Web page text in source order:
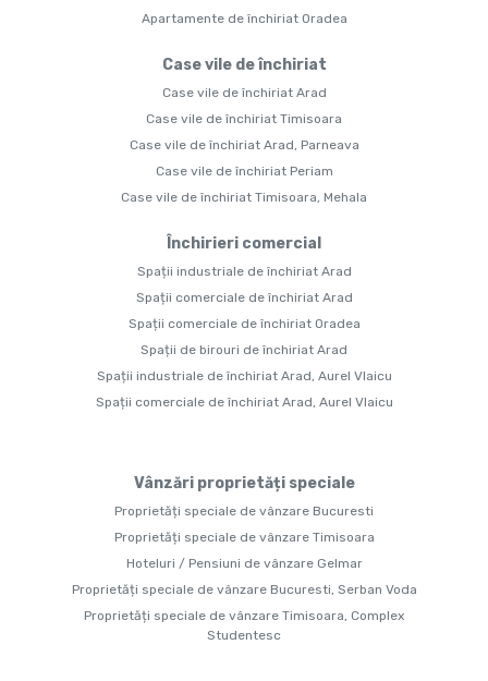
Apartamente de închiriat Oradea
Case vile de închiriat
Case vile de închiriat Arad
Case vile de închiriat Timisoara
Case vile de închiriat Arad, Parneava
Case vile de închiriat Periam
Case vile de închiriat Timisoara, Mehala
Închirieri comercial
Spații industriale de închiriat Arad
Spații comerciale de închiriat Arad
Spații comerciale de închiriat Oradea
Spații de birouri de închiriat Arad
Spații industriale de închiriat Arad, Aurel Vlaicu
Spații comerciale de închiriat Arad, Aurel Vlaicu
Vânzări proprietăți speciale
Proprietăți speciale de vânzare Bucuresti
Proprietăți speciale de vânzare Timisoara
Hoteluri / Pensiuni de vânzare Gelmar
Proprietăți speciale de vânzare Bucuresti, Serban Voda
Proprietăți speciale de vânzare Timisoara, Complex
Studentesc